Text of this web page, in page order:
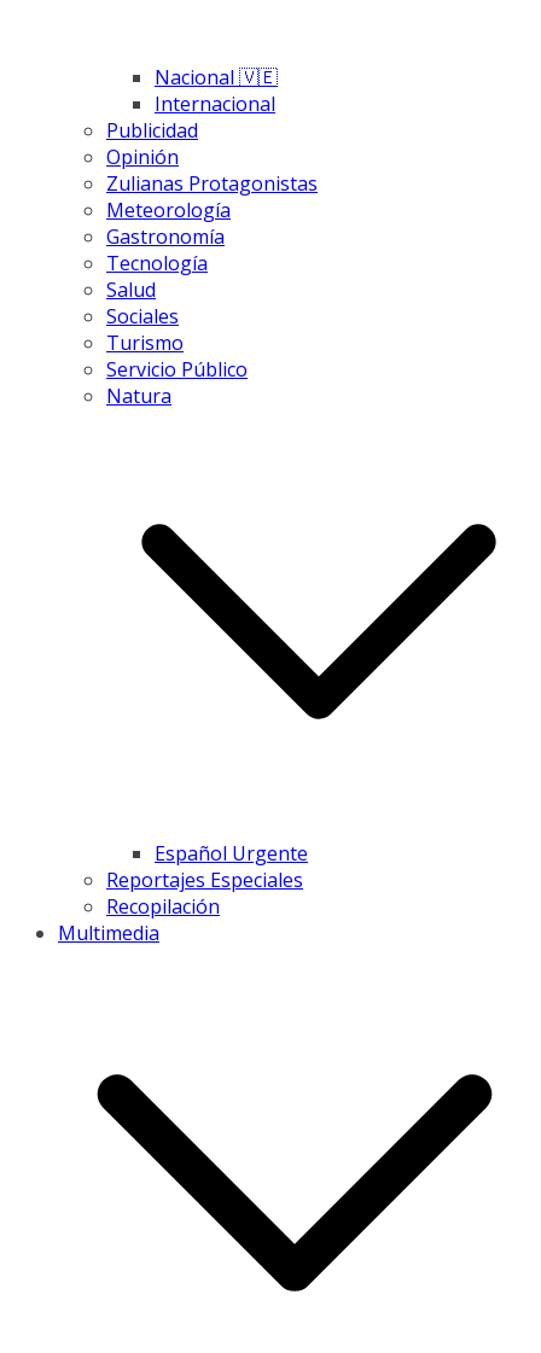
Nacional 🇻🇪
Internacional
Publicidad
Opinión
Zulianas Protagonistas
Meteorología
Gastronomía
Tecnología
Salud
Sociales
Turismo
Servicio Público
Natura
Español Urgente
Reportajes Especiales
Recopilación
Multimedia